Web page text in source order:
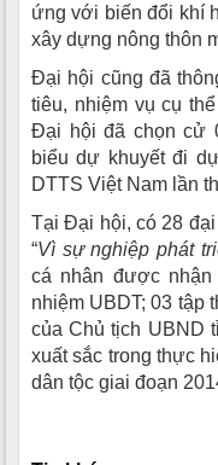
ứng với biến đổi khí
xây dựng nông thôn
Đại hội cũng đã
tiêu, nhiệm vụ cụ
Đại hội đã chọn cử
biểu dự khuyết đi
DTTS Việt Nam lần
Tại Đại hội, có 28
“Vì sự nghiệp phát
cá nhân được
nhiệm UBDT; 03 tập
của Chủ tịch UBND
xuất sắc trong thực
dân tộc giai đoạn